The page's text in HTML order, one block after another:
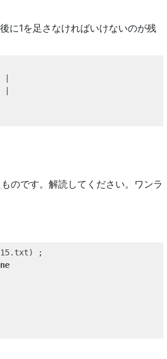
に1を足さなければいけないのが残
のです。解読してください。ワンラ
)
;